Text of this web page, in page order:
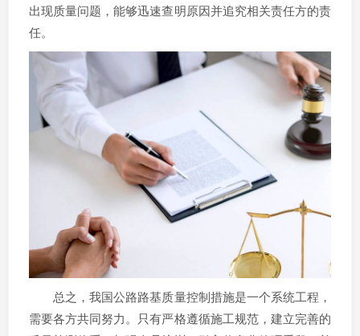
出现质量问题，能够迅速查明原因并追究相关责任方的责
任。
总之，我国公路路基质量控制措施是一个系统工程，
需要各方共同努力。只有严格遵循施工规范，建立完善的